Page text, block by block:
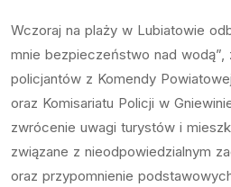
Wczoraj na plaży w Lubiatowie
mnie bezpieczeństwo nad wodą”,
policjantów z Komendy
oraz Komisariatu Policji w
zwrócenie uwagi turystów i
związane z nieodpowiedzialnym
oraz przypomnienie